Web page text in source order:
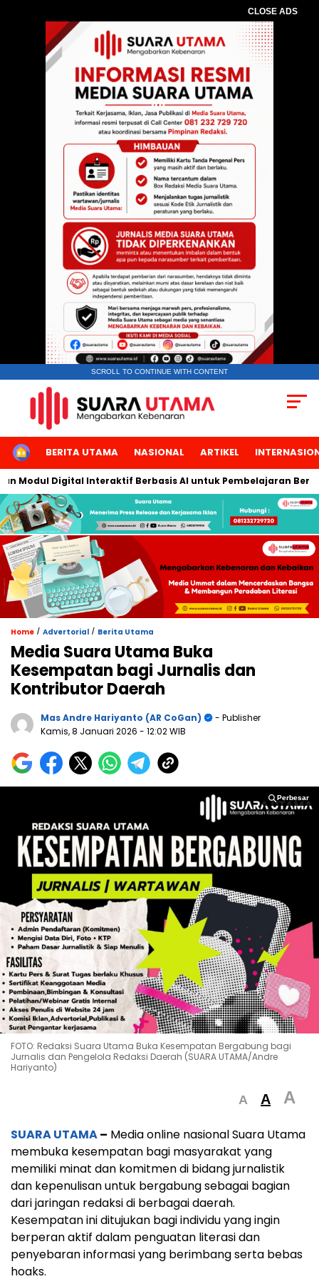
CLOSE ADS
SCROLL TO CONTINUE WITH CONTENT
HOMEBERITA UTAMA NASIONAL ARTIKEL
Digital Interaktif Berbasis AI untuk Pembelajaran Berbicara
Home / Advertorial / Berita Utama
Media Suara Utama Buka
Kesempatan bagi Jurnalis dan
Kontributor Daerah
Mas Andre Hariyanto (AR CoGan)
- Publisher
Kamis, 8 Januari 2026 - 12:02 WIB
Perbesar
Perbesar
FOTO: Redaksi Suara Utama Buka Kesempatan Bergabung bagi
Jurnalis dan Pengelola Redaksi Daerah (SUARA UTAMA/Andre
Hariyanto)
A A A
SUARA UTAMA– Media online nasional Suara Utama
membuka kesempatan bagi masyarakat yang
memiliki minat dan komitmen di bidang jurnalistik
dan kepenulisan untuk bergabung sebagai bagian
dari jaringan redaksi di berbagai daerah.
Kesempatan ini ditujukan bagi individu yang ingin
berperan aktif dalam penguatan literasi dan
penyebaran informasi yang berimbang serta bebas
hoaks.